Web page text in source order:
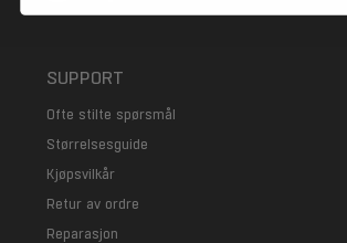
SUPPORT
Ofte stilte spørsmål
Størrelsesguide
Kjøpsvilkår
Retur av ordre
Reparasjon